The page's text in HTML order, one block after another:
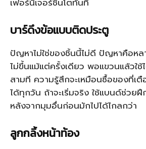
บาร์ดึงข้อแบบติดประตู
ปัญหาไม่ใช่ของชิ้นนี้ไม่ดี ปัญหาคือห
ไม่ขึ้นแม้แต่ครั้งเดียว พอแขวนแล้วใ
สามที ความรู้สึกจะเหมือนซื้อของที่เตื
ได้ทุกวัน ถ้าจะเริ่มจริง ใช้แบนด์ช่วย
หลังจากมุมอื่นก่อนมักไปได้ไกลกว่า
ลูกกลิ้งหน้าท้อง